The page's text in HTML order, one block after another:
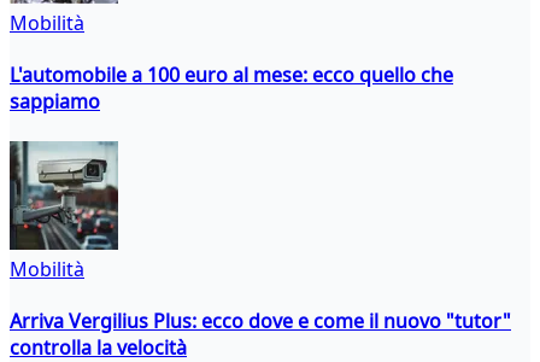
Mobilità
L'automobile a 100 euro al mese: ecco quello che
sappiamo
Mobilità
Arriva Vergilius Plus: ecco dove e come il nuovo "tutor"
controlla la velocità